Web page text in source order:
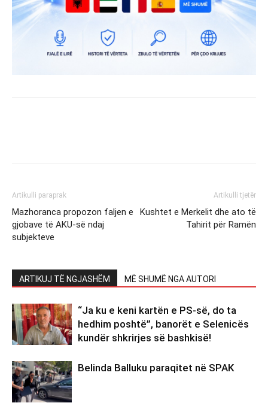
Artikulli paraprak
Mazhoranca propozon faljen e
gjobave të AKU-së ndaj
subjekteve
Artikulli tjetër
Kushtet e Merkelit dhe ato të
Tahirit për Ramën
ARTIKUJ TË NGJASHËM MË SHUMË NGA AUTORI
“Ja ku e keni kartën e PS-së, do ta
hedhim poshtë”, banorët e Selenicës
kundër shkrirjes së bashkisë!
Belinda Balluku paraqitet në SPAK